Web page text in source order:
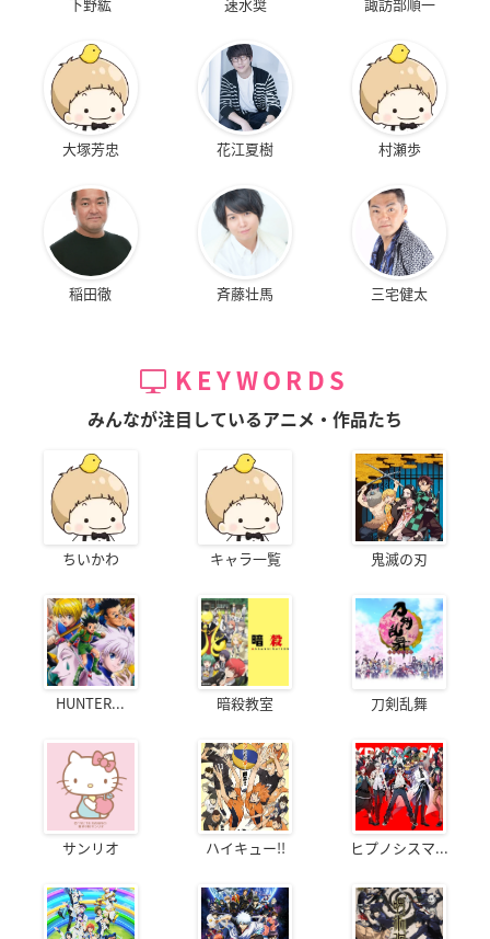
下野紘 速水奨 諏訪部順一
大塚芳忠 花江夏樹 村瀬歩
稲田徹 斉藤壮馬 三宅健太
KEYWORDS
みんなが注目しているアニメ・作品たち
ちいかわ キャラ一覧 鬼滅の刃
HUNTER... 暗殺教室 刀剣乱舞
サンリオ ハイキュー!! ヒプノシスマ...